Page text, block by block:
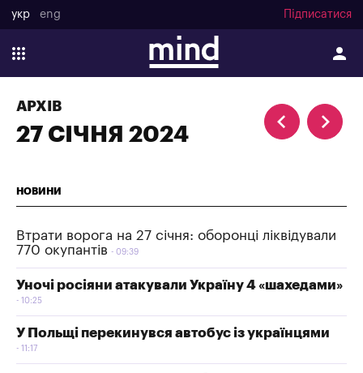
укр eng Підписатися
АРХІВ
27 СІЧНЯ 2024
НОВИНИ
Втрати ворога на 27 січня: оборонці ліквідували
770 окупантів
09:39
Уночі росіяни атакували Україну 4 «шахедами»
10:25
У Польщі перекинувся автобус із українцями
11:17